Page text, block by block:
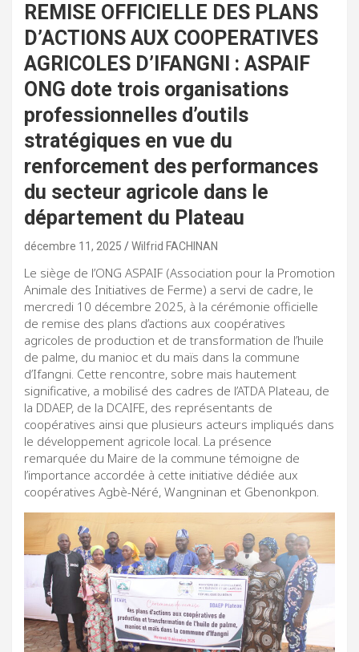
REMISE OFFICIELLE DES PLANS
D’ACTIONS AUX COOPERATIVES
AGRICOLES D’IFANGNI : ASPAIF
ONG dote trois organisations
professionnelles d’outils
stratégiques en vue du
renforcement des performances
du secteur agricole dans le
département du Plateau
décembre 11, 2025 Wilfrid FACHINAN
Le siège de l’ONG ASPAIF (Association pour la Promotion
Animale des Initiatives de Ferme) a servi de cadre, le
mercredi 10 décembre 2025, à la cérémonie officielle
de remise des plans d’actions aux coopératives
agricoles de production et de transformation de l’huile
de palme, du manioc et du maïs dans la commune
d’Ifangni. Cette rencontre, sobre mais hautement
significative, a mobilisé des cadres de l’ATDA Plateau, de
la DDAEP, de la DCAIFE, des représentants de
coopératives ainsi que plusieurs acteurs impliqués dans
le développement agricole local. La présence
remarquée du Maire de la commune témoigne de
l’importance accordée à cette initiative dédiée aux
coopératives Agbè-Néré, Wangninan et Gbenonkpon.